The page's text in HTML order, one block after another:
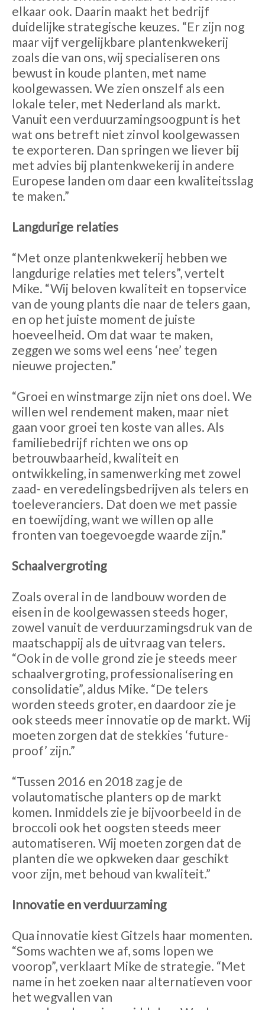
elkaar ook. Daarin maakt het bedrijf
duidelijke strategische keuzes. “Er zijn nog
maar vijf vergelijkbare plantenkwekerij
zoals die van ons, wij specialiseren ons
bewust in koude planten, met name
koolgewassen. We zien onszelf als een
lokale teler, met Nederland als markt.
Vanuit een verduurzamingsoogpunt is het
wat ons betreft niet zinvol koolgewassen
te exporteren. Dan springen we liever bij
met advies bij plantenkwekerij in andere
Europese landen om daar een kwaliteitsslag
te maken.”
Langdurige relaties
“Met onze plantenkwekerij hebben we
langdurige relaties met telers”, vertelt
Mike. “Wij beloven kwaliteit en topservice
van de young plants die naar de telers gaan,
en op het juiste moment de juiste
hoeveelheid. Om dat waar te maken,
zeggen we soms wel eens ‘nee’ tegen
nieuwe projecten.”
“Groei en winstmarge zijn niet ons doel. We
willen wel rendement maken, maar niet
gaan voor groei ten koste van alles. Als
familiebedrijf richten we ons op
betrouwbaarheid, kwaliteit en
ontwikkeling, in samenwerking met zowel
zaad- en veredelingsbedrijven als telers en
toeleveranciers. Dat doen we met passie
en toewijding, want we willen op alle
fronten van toegevoegde waarde zijn.”
Schaalvergroting
Zoals overal in de landbouw worden de
eisen in de koolgewassen steeds hoger,
zowel vanuit de verduurzamingsdruk van de
maatschappij als de uitvraag van telers.
“Ook in de volle grond zie je steeds meer
schaalvergroting, professionalisering en
consolidatie”, aldus Mike. “De telers
worden steeds groter, en daardoor zie je
ook steeds meer innovatie op de markt. Wij
moeten zorgen dat de stekkies ‘future-
proof’ zijn.”
“Tussen 2016 en 2018 zag je de
volautomatische planters op de markt
komen. Inmiddels zie je bijvoorbeeld in de
broccoli ook het oogsten steeds meer
automatiseren. Wij moeten zorgen dat de
planten die we opkweken daar geschikt
voor zijn, met behoud van kwaliteit.”
Innovatie en verduurzaming
Qua innovatie kiest Gitzels haar momenten.
“Soms wachten we af, soms lopen we
voorop”, verklaart Mike de strategie. “Met
name in het zoeken naar alternatieven voor
het wegvallen van